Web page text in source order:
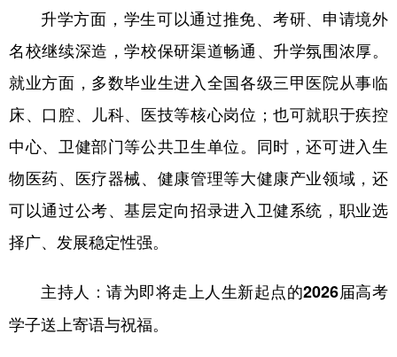
升学方面，学生可以通过推免、考研、申请境外
名校继续深造，学校保研渠道畅通、升学氛围浓厚。
就业方面，多数毕业生进入全国各级三甲医院从事临
床、口腔、儿科、医技等核心岗位；也可就职于疾控
中心、卫健部门等公共卫生单位。同时，还可进入生
物医药、医疗器械、健康管理等大健康产业领域，还
可以通过公考、基层定向招录进入卫健系统，职业选
择广、发展稳定性强。
主持人：请为即将走上人生新起点的2026届高考
学子送上寄语与祝福。